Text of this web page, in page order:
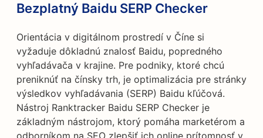
Bezplatný Baidu SERP Checker
Orientácia v digitálnom prostredí v Číne si
vyžaduje dôkladnú znalosť Baidu, popredného
vyhľadávača v krajine. Pre podniky, ktoré chcú
preniknúť na čínsky trh, je optimalizácia pre stránky
výsledkov vyhľadávania (SERP) Baidu kľúčová.
Nástroj Ranktracker Baidu SERP Checker je
základným nástrojom, ktorý pomáha marketérom a
odborníkom na SEO zlepšiť ich online prítomnosť v